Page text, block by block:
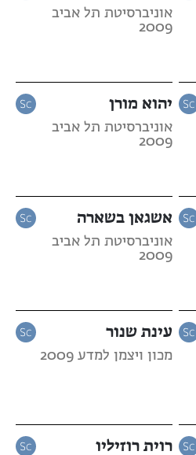
אוניברסיטת תל אביב
2009
יהוא מורן
אוניברסיטת תל אביב
2009
אשגאן בשארה
אוניברסיטת תל אביב
2009
עינת שנור
מכון ויצמן למדע 2009
רוית רוזיליו